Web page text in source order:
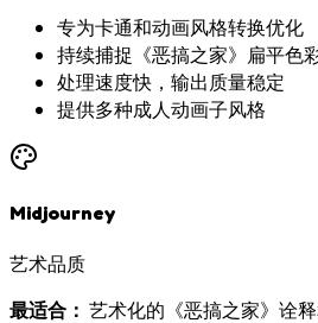
专为卡通和动画风格转换优化
持续捕捉《恶搞之家》扁平色
处理速度快，输出质量稳定
提供多种成人动画子风格
Midjourney
艺术品质
最适合： 艺术化的《恶搞之家》诠